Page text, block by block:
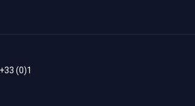
(0)1